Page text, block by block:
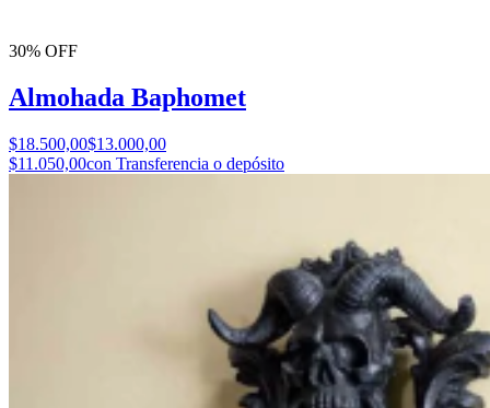
30% OFF
Almohada Baphomet
$18.500,00$13.000,00
$11.050,00con Transferencia o depósito